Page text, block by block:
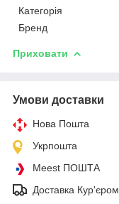
Категорія
Бренд
Приховати
Умови доставки
Нова Пошта
Укрпошта
Meest ПОШТА
Доставка Кур'єром